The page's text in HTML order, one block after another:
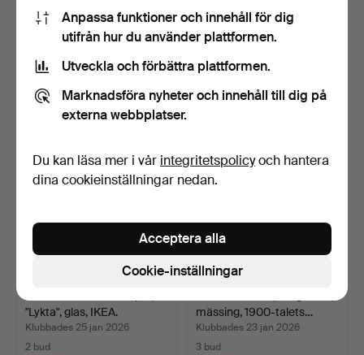
BORDSLAMPA, fot med
porträttdekor av Hjalm…
9 bud
74 USD
BONNIE REHNKVIST.
Bordslampa, keramik, sig…
2 bud
37 USD
"Lykta", glas, IKEA.
Klubbades 25 jan 2026
2 bud
mässing, 1900-talets…
Klubbades 23 jan 2026
3 bud
Anpassa funktioner och innehåll för dig
utifrån hur du använder plattformen.
Utveckla och förbättra plattformen.
Marknadsföra nyheter och innehåll till dig på
externa webbplatser.
Du kan läsa mer i vår integritetspolicyoch hantera
dina cookieinställningar nedan.
Cookie-inställningar
Acceptera alla